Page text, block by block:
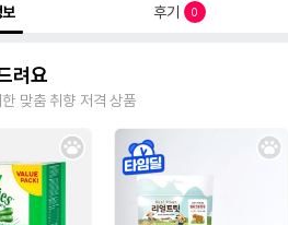
후기 0
려요
맞춤 취향 저격 상품